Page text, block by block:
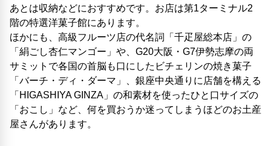
あとは収納などにおすすめです。お店は第1ターミナル2
階の特選洋菓子館にあります。
ほかにも、高級フルーツ店の代名詞「千疋屋総本店」の
「絹ごし杏仁マンゴー」や、G20大阪・G7伊勢志摩の両
サミットで各国の首脳も口にしたビチェリンの焼き菓子
「バーチ・ディ・ダーマ」、銀座中央通りに店舗を構える
「HIGASHIYA GINZA」の和素材を使ったひと口サイズの
「おこし」など、何を買おうか迷ってしまうほどのお土産
屋さんがあります。